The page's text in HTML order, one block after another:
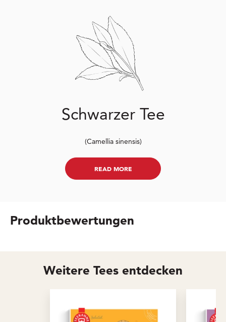
Schwarzer Tee
(Camellia sinensis)
READ MORE
Produktbewertungen
Weitere Tees entdecken